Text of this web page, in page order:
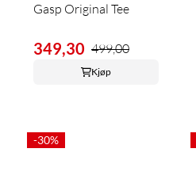
Gasp Original Tee
349,30 499,00
Kjøp
-30%